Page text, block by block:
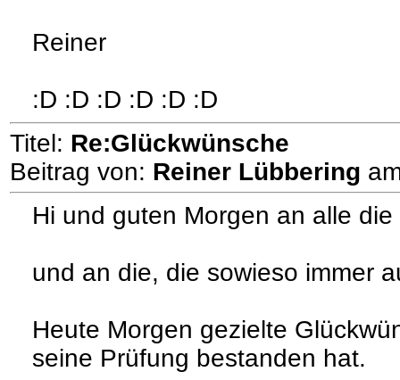
Reiner
:D :D :D :D :D :D
Titel: Re:Glückwünsche
Beitrag von: Reiner Lübbering
Hi und guten Morgen an alle
und an die, die sowieso immer
Heute Morgen gezielte
seine Prüfung bestanden hat.